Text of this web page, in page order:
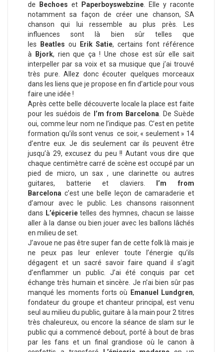
de
Bechoes et Paperboyswebzine. Elle y raconte
notamment sa façon de créer une chanson, SA
chanson qui lui ressemble au plus près. Les
influences sont là bien sûr telles que
les
Beatles ou Erik Satie, certains font référence
à
Bjork, rien que ça ! Une chose est sûr elle sait
interpeller par sa voix et sa musique que j’ai trouvé
très pure. Allez donc écouter quelques morceaux
dans les liens que je propose en fin d’article pour vous
faire une idée !
Après cette belle découverte locale la place est faite
pour les suédois de
I’m from Barcelona. De Suède
oui, comme leur nom ne l’indique pas. C’est en petite
formation qu’ils sont venus ce soir, « seulement » 14
d’entre eux. Je dis seulement car ils peuvent être
jusqu’à 29, excusez du peu !! Autant vous dire que
chaque centimètre carré de scène est occupé par un
pied de micro, un sax , une clarinette ou autres
guitares, batterie et claviers.
I’m from
Barcelona c’est une belle leçon de camaraderie et
d’amour avec le public. Les chansons raisonnent
dans L’épicerietelles des hymnes, chacun se laisse
aller à la danse ou bien jouer avec les ballons lâchés
en milieu de set.
J’avoue ne pas être super fan de cette folk là mais je
ne peux pas leur enlever toute l’énergie qu’ils
dégagent et un sacré savoir faire quand il s’agit
d’enflammer un public. J’ai été conquis par cet
échange très humain et sincère. Je n’ai bien sûr pas
manqué les moments forts où
Emanuel Lundgren,
fondateur du groupe et chanteur principal, est venu
seul au milieu du public, guitare à la main pour 2 titres
très chaleureux, ou encore la séance de slam sur le
public qui a commencé debout, porté à bout de bras
par les fans et un final grandiose où le canon à